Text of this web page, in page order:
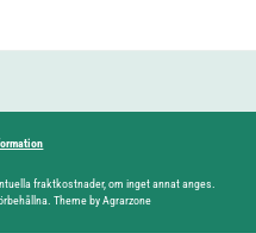
fraktkostnader, om inget annat anges.
Theme by Agrarzone